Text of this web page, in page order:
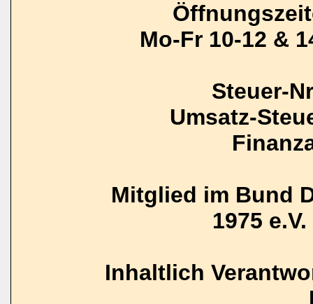
Mo-Fr 10-12 &
Steuer-
Umsatz-
Mitglied im Bund
1975
Inhaltlich